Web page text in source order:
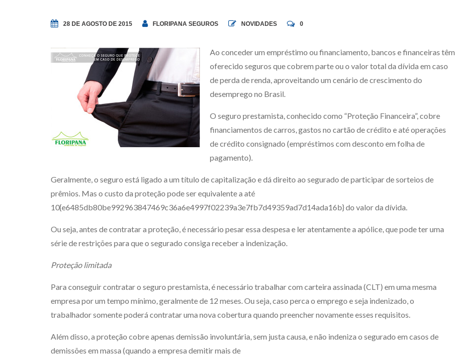
28 DE AGOSTO DE 2015 FLORIPANA SEGUROS NOVIDADES 0
Ao conceder um empréstimo ou financiamento, bancos e financeiras têm
oferecido seguros que cobrem parte ou o valor total da dívida em caso
de perda de renda, aproveitando um cenário de crescimento do
desemprego no Brasil.
O seguro prestamista, conhecido como “Proteção Financeira”, cobre
financiamentos de carros, gastos no cartão de crédito e até operações
de crédito consignado (empréstimos com desconto em folha de
pagamento).
Geralmente, o seguro está ligado a um título de capitalização e dá direito ao segurado de participar de sorteios de
prêmios. Mas o custo da proteção pode ser equivalente a até
10{e6485db80be992963847469c36a6e4997f02239a3e7fb7d49359ad7d14ada16b} do valor da dívida.
Ou seja, antes de contratar a proteção, é necessário pesar essa despesa e ler atentamente a apólice, que pode ter uma
série de restrições para que o segurado consiga receber a indenização.
Proteção limitada
Para conseguir contratar o seguro prestamista, é necessário trabalhar com carteira assinada (CLT) em uma mesma
empresa por um tempo mínimo, geralmente de 12 meses. Ou seja, caso perca o emprego e seja indenizado, o
trabalhador somente poderá contratar uma nova cobertura quando preencher novamente esses requisitos.
Além disso, a proteção cobre apenas demissão involuntária, sem justa causa, e não indeniza o segurado em casos de
demissões em massa (quando a empresa demitir mais de